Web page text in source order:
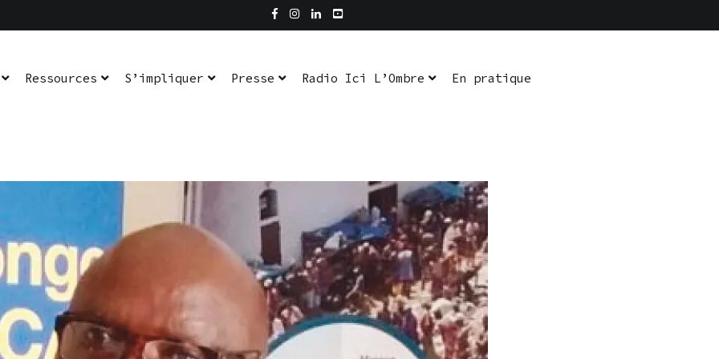
Ressources S’impliquer Presse Radio Ici L’Ombre En pratique